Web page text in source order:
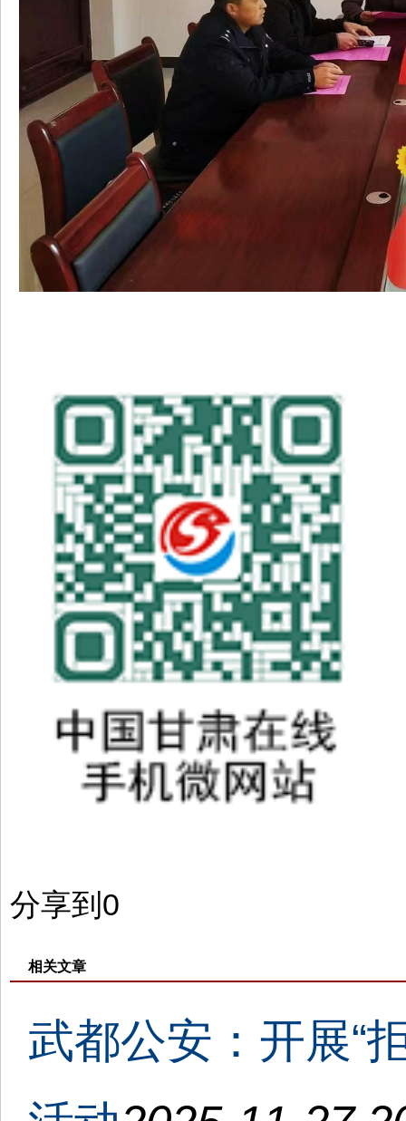
分享到0
相关文章
武都公安：开展“